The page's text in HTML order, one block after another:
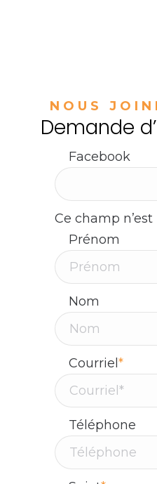
NOUS
Demande
Facebook
Ce champ
Prénom
Nom
Courriel*
Téléphone